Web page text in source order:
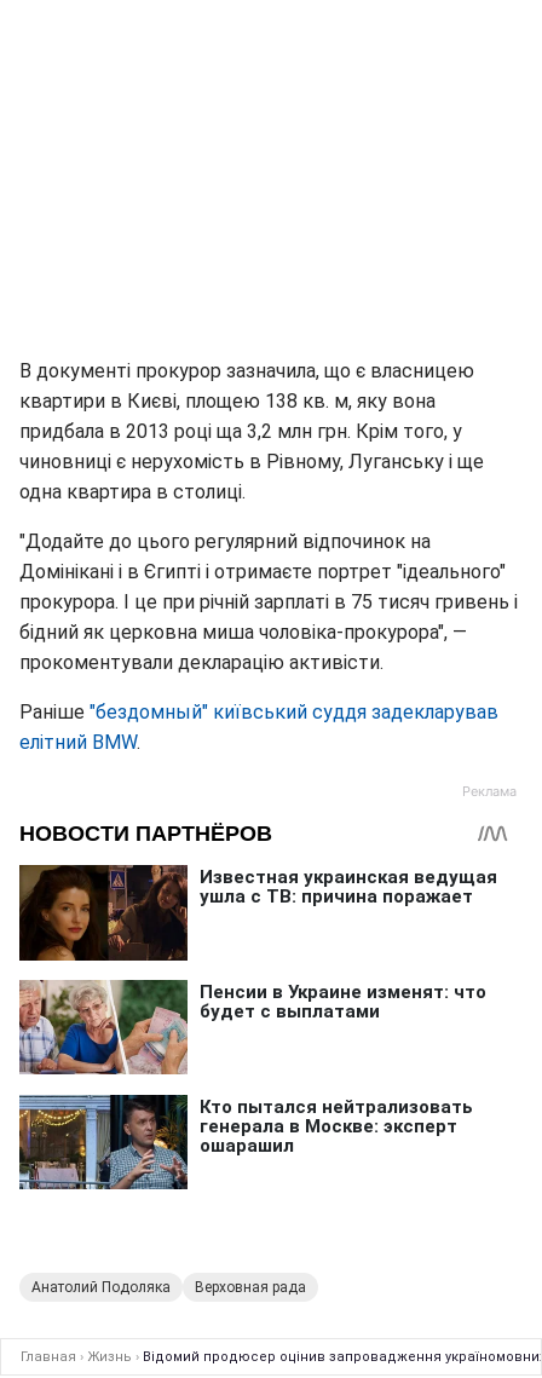
В документі прокурор зазначила, що є власницею
квартири в Києві, площею 138 кв. м, яку вона
придбала в 2013 році ща 3,2 млн грн. Крім того, у
чиновниці є нерухомість в Рівному, Луганську і ще
одна квартира в столиці.
"Додайте до цього регулярний відпочинок на
Домінікані і в Єгипті і отримаєте портрет "ідеального"
прокурора. І це при річній зарплаті в 75 тисяч гривень і
бідний як церковна миша чоловіка-прокурора", —
прокоментували декларацію активісти.
Раніше "бездомный" київський суддя задекларував
елітний BMW.
Анатолий Подоляка Верховная рада
Главная › Жизнь › Відомий продюсер оцінив запровадження